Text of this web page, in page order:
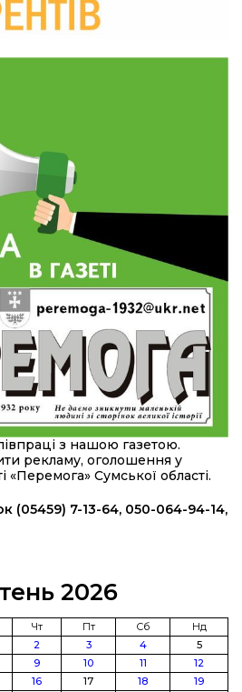
«Нас тримає віра в
додому»
але безмежно
Як колишній лісівник став асом
та 15 відвіданих сіл: МБФ
здоров’я» підбив
мобільних клінік у Сумській
життя за кордоном, щоб
землю: пам’яті Сергія
Руслан Козирін: «Змінити
– навіть думки не було»
в Сумах: як родина військового
«Лев каву» за грантові
до останнього подиху:
прикордонника Олександра
«крил»: як спорт і характер
гартують перемогу
додому:
громада втратила 27-річного
Балабаєнка
з нашою газетою.
рекламу, оголошення у
«Перемога» Сумської області.
(05459) 7-13-64, 050-064-94-14,
2026
Чт Пт Сб
Нд
2 3 4
5
9 10 11
12
16 17 18
19